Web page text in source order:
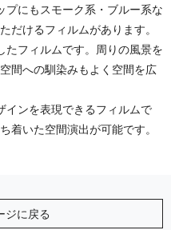
にもスモーク系・ブルー系な
だけるフィルムがあります。
たフィルムです。周りの風景を
間への馴染みもよく空間を広
インを表現できるフィルムで
着いた空間演出が可能です。
ジに戻る